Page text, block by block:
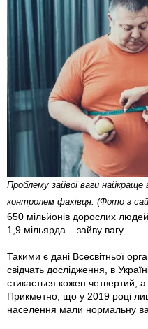
Проблему зайвої ваги найкраще
контролем фахівця. (Фото з
650 мільйонів дорослих
1,9 мільярда – зайву вагу.
Такими є дані Всесвітньої
свідчать дослідження, в
стикається кожен четвертий,
Прикметно, що у 2019 році
населення мали нормальну